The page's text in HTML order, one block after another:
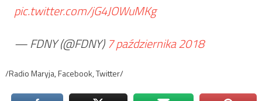
pic.twitter.com/jG4JOWuMKg
— FDNY (@FDNY)7 października 2018
/Radio Maryja, Facebook, Twitter/